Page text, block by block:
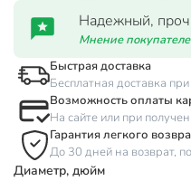
Надежный,
Мнение
Быстрая доставка
Бесплатная доставка
Возможность оплаты
На сайте или при
Гарантия легкого
До 30 дней на возврат,
Диаметр, дюйм